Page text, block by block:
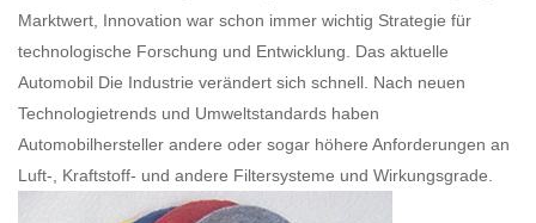
Marktwert, Innovation war schon immer wichtig Strategie für
technologische Forschung und Entwicklung. Das aktuelle
Automobil Die Industrie verändert sich schnell. Nach neuen
Technologietrends und Umweltstandards haben
Automobilhersteller andere oder sogar höhere Anforderungen an
Luft-, Kraftstoff- und andere Filtersysteme und Wirkungsgrade.